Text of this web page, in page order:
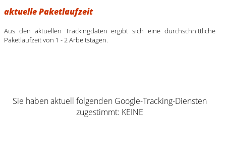
aktuelle Paketlaufzeit
Aus den aktuellen Trackingdaten ergibt sich eine durchschnittliche
Paketlaufzeit von 1 - 2 Arbeitstagen.
Sie haben aktuell folgenden Google-Tracking-Diensten
zugestimmt: KEINE